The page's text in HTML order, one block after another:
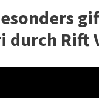
durch Rift